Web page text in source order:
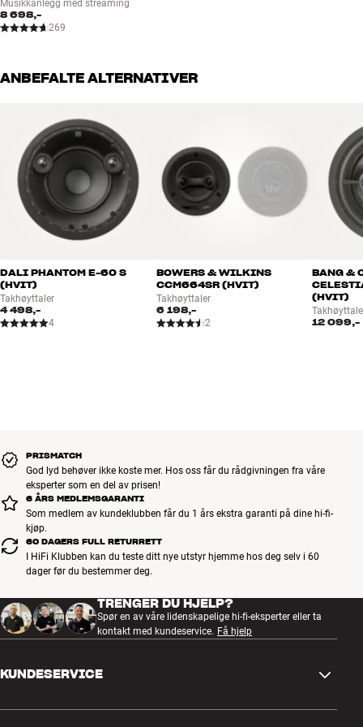
Musikkanlegg med streaming
8 698,-
269
ANBEFALTE ALTERNATIVER
DALI PHANTOM E-60 S
(HVIT)
Takhøyttaler
4 498,-
4
BOWERS & WILKINS
CCM664SR (HVIT)
Takhøyttaler
6 198,-
2
BANG &
(HVIT)
12 099,-
PRISMATCH
God lyd behøver ikke koste mer. Hos oss får du rådgivningen fra våre
eksperter som en del av prisen!
6 ÅRS MEDLEMSGARANTI
Som medlem av kundeklubben får du 1 års ekstra garanti på dine hi-fi-
kjøp.
60 DAGERS FULL RETURRETT
I HiFi Klubben kan du teste ditt nye utstyr hjemme hos deg selv i 60
dager før du bestemmer deg.
TRENGER DU HJELP?
Spør en av våre lidenskapelige hi-fi-eksperter eller ta
kontakt med kundeservice. Få hjelp
KUNDESERVICE